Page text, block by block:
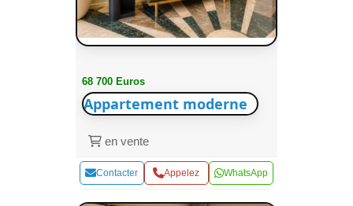
68 700 Euros
Appartement moderne
en vente
Contacter Appelez WhatsApp